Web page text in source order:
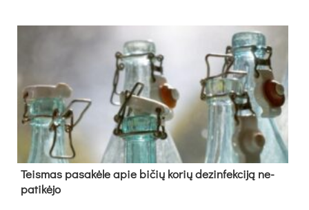
Teis­mas pa­sa­kė­le apie bi­čių ko­rių de­zin­fek­ci­ją ne­
pa­ti­kė­jo